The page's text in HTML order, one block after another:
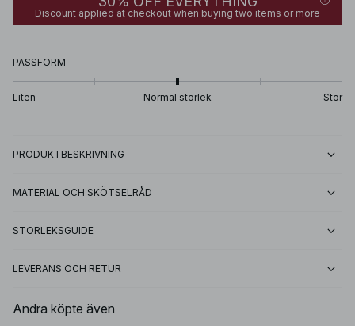
Discount applied at checkout when buying two items or more
PASSFORM
Liten Normal storlek Stor
PRODUKTBESKRIVNING
MATERIAL OCH SKÖTSELRÅD
STORLEKSGUIDE
LEVERANS OCH RETUR
Andra köpte även